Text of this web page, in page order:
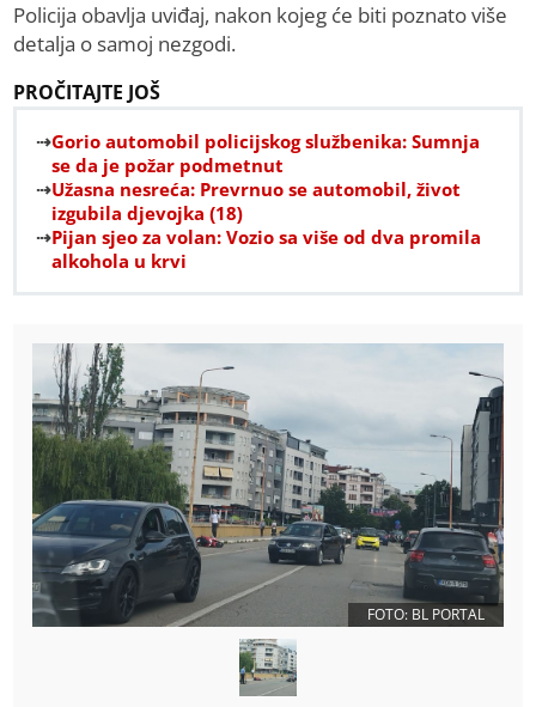
Policija obavlja uviđaj, nakon kojeg će biti poznato više
detalja o samoj nezgodi.
PROČITAJTE JOŠ
Gorio automobil policijskog službenika: Sumnja
se da je požar podmetnut
Užasna nesreća: Prevrnuo se automobil, život
izgubila djevojka (18)
Pijan sjeo za volan: Vozio sa više od dva promila
alkohola u krvi
FOTO: BL PORTAL